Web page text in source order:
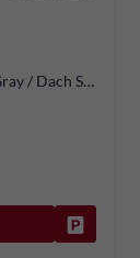
Ecotronic Gray / Dach Schwarz